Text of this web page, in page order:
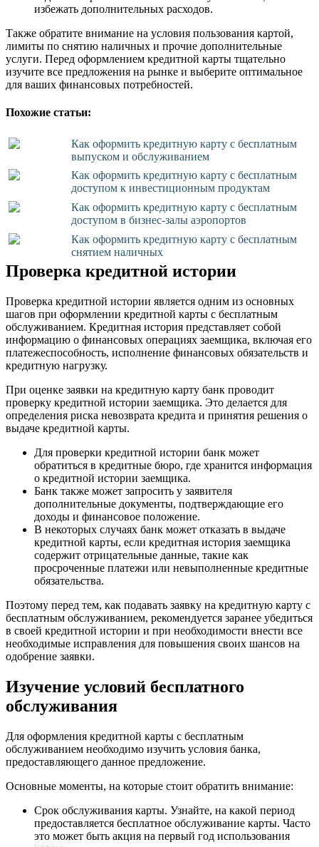
избежать дополнительных расходов.
Также обратите внимание на условия пользования картой,
лимиты по снятию наличных и прочие дополнительные
услуги. Перед оформлением кредитной карты тщательно
изучите все предложения на рынке и выберите оптимальное
для ваших финансовых потребностей.
Похожие статьи:
Как оформить кредитную карту с бесплатным
выпуском и обслуживанием
Как оформить кредитную карту с бесплатным
доступом к инвестиционным продуктам
Как оформить кредитную карту с бесплатным
доступом в бизнес-залы аэропортов
Как оформить кредитную карту с бесплатным
снятием наличных
Проверка кредитной истории
Проверка кредитной истории является одним из основных
шагов при оформлении кредитной карты с бесплатным
обслуживанием. Кредитная история представляет собой
информацию о финансовых операциях заемщика, включая его
платежеспособность, исполнение финансовых обязательств и
кредитную нагрузку.
При оценке заявки на кредитную карту банк проводит
проверку кредитной истории заемщика. Это делается для
определения риска невозврата кредита и принятия решения о
выдаче кредитной карты.
Для проверки кредитной истории банк может
обратиться в кредитные бюро, где хранится информация
о кредитной истории заемщика.
Банк также может запросить у заявителя
дополнительные документы, подтверждающие его
доходы и финансовое положение.
В некоторых случаях банк может отказать в выдаче
кредитной карты, если кредитная история заемщика
содержит отрицательные данные, такие как
просроченные платежи или невыполненные кредитные
обязательства.
Поэтому перед тем, как подавать заявку на кредитную карту с
бесплатным обслуживанием, рекомендуется заранее убедиться
в своей кредитной истории и при необходимости внести все
необходимые исправления для повышения своих шансов на
одобрение заявки.
Изучение условий бесплатного
обслуживания
Для оформления кредитной карты с бесплатным
обслуживанием необходимо изучить условия банка,
предоставляющего данное предложение.
Основные моменты, на которые стоит обратить внимание:
Срок обслуживания карты. Узнайте, на какой период
предоставляется бесплатное обслуживание карты. Часто
это может быть акция на первый год использования